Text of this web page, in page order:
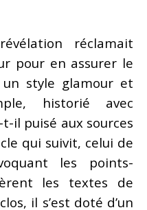
réclamait
pour en assurer le
style glamour et
historié avec
il puisé aux sources
qui suivit, celui de
les points-
les textes de
il s’est doté d’un